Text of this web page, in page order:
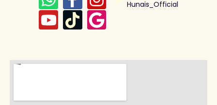
Hunais_Official